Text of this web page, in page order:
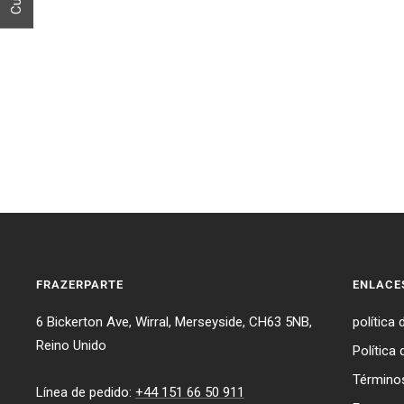
FRAZERPARTE
6 Bickerton Ave, Wirral, Merseyside, CH63 5NB,
Reino Unido
Línea de pedido: +44 151 66 50 911
política
Política